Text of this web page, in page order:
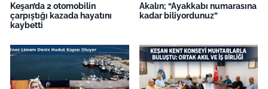
Keşan’da 2 otomobilin
çarpıştığı kazada hayatını
kaybetti
Akalın; “Ayakkabı numarasına
kadar biliyordunuz”